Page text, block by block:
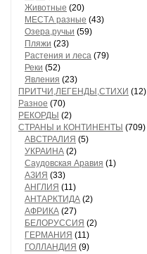
Животные (20)
МЕСТА разные (43)
Озера,ручьи (59)
Пляжи (23)
Растения и леса (79)
Реки (52)
Явления (23)
ПРИТЧИ,ЛЕГЕНДЫ,СТИХИ (12)
Разное (70)
РЕКОРДЫ (2)
СТРАНЫ и КОНТИНЕНТЫ (709)
АВСТРАЛИЯ (5)
УКРАИНА (2)
Саудовская Аравия (1)
АЗИЯ (33)
АНГЛИЯ (11)
АНТАРКТИДА (2)
АФРИКА (27)
БЕЛОРУССИЯ (2)
ГЕРМАНИЯ (11)
ГОЛЛАНДИЯ (9)